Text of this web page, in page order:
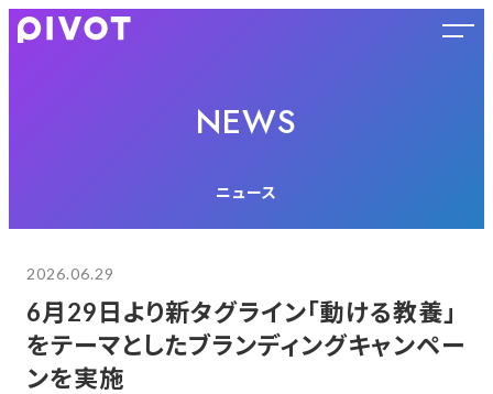
NEWS
ニュース
2026.06.29
6月29日より新タグライン「動ける教養」
をテーマとしたブランディングキャンペー
ンを実施